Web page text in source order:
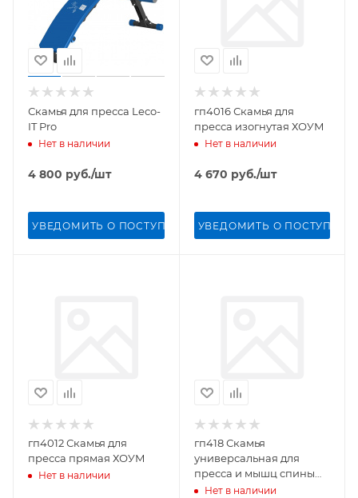
Скамья для пресса Leco-
IT Pro
Нет в наличии
4 800 руб./шт
УВЕДОМИТЬ О ПОСТУПЛЕНИИ
гп4016 Скамья для
пресса изогнутая ХОУМ
Нет в наличии
4 670 руб./шт
УВЕДОМИТЬ О
гп4012 Скамья для
пресса прямая ХОУМ
Нет в наличии
гп418 Скамья
универсальная для
пресса и мышц спины
Starter
Нет в наличии